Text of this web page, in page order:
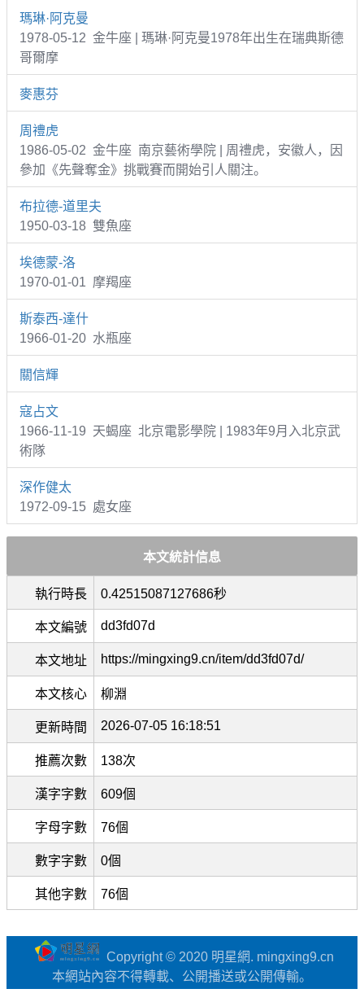
瑪琳·阿克曼
1978-05-12 金牛座 | 瑪琳·阿克曼1978年出生在瑞典斯德
哥爾摩
麥惠芬
周禮虎
1986-05-02 金牛座 南京藝術學院 | 周禮虎，安徽人，因
參加《先聲奪金》挑戰賽而開始引人關注。
布拉德-道里夫
1950-03-18 雙魚座
埃德蒙-洛
1970-01-01 摩羯座
斯泰西-達什
1966-01-20 水瓶座
關信輝
寇占文
1966-11-19 天蝎座 北京電影學院 | 1983年9月入北京武
術隊
深作健太
1972-09-15 處女座
本文統計信息
執行時長 0.42515087127686秒
本文編號 dd3fd07d
本文地址 https://mingxing9.cn/item/dd3fd07d/
本文核心 柳淵
更新時間 2026-07-05 16:18:51
推薦次數 138次
漢字字數 609個
字母字數 76個
數字字數 0個
其他字數 76個
Copyright © 2020 明星網. mingxing9.cn
本網站內容不得轉載、公開播送或公開傳輸。